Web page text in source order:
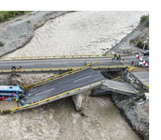
11:30 PM